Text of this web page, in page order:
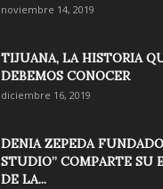
noviembre 14, 2019
TIJUANA, LA HISTORIA
DEBEMOS CONOCER
diciembre 16, 2019
DENIA ZEPEDA
STUDIO” COMPARTE SU
DE LA...